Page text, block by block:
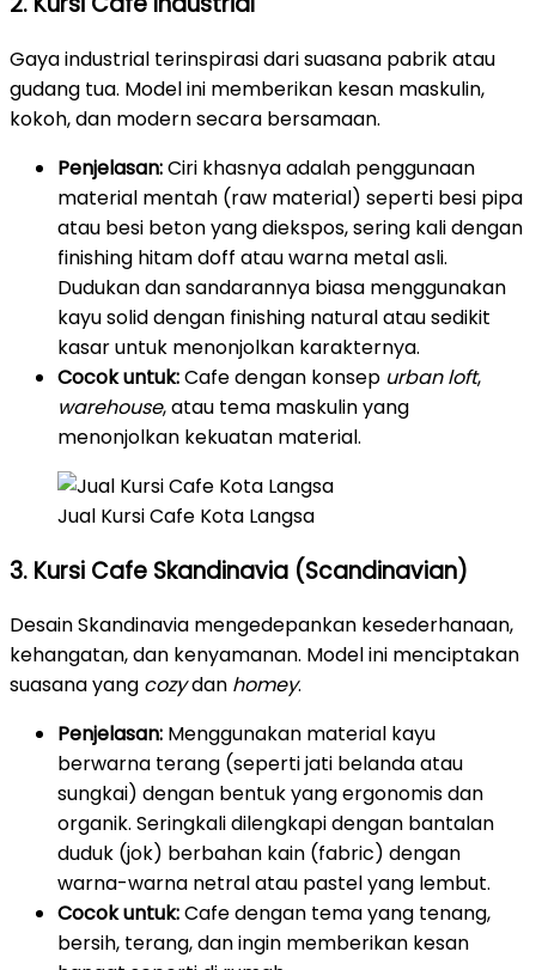
Gaya industrial terinspirasi dari suasana pabrik atau
gudang tua. Model ini memberikan kesan maskulin,
kokoh, dan modern secara bersamaan.
Penjelasan:Ciri khasnya adalah penggunaan
material mentah (raw material) seperti besi pipa
atau besi beton yang diekspos, sering kali dengan
finishing hitam doff atau warna metal asli.
Dudukan dan sandarannya biasa menggunakan
kayu solid dengan finishing natural atau sedikit
kasar untuk menonjolkan karakternya.
Cocok untuk:Cafe dengan konsep urban loft,
warehouse, atau tema maskulin yang
menonjolkan kekuatan material.
Jual Kursi Cafe Kota Langsa
3. Kursi Cafe Skandinavia (Scandinavian)
Desain Skandinavia mengedepankan kesederhanaan,
kehangatan, dan kenyamanan. Model ini menciptakan
suasana yang cozydan homey.
Penjelasan: Menggunakan material kayu
berwarna terang (seperti jati belanda atau
sungkai) dengan bentuk yang ergonomis dan
organik. Seringkali dilengkapi dengan bantalan
duduk (jok) berbahan kain (fabric) dengan
warna-warna netral atau pastel yang lembut.
Cocok untuk:Cafe dengan tema yang tenang,
bersih, terang, dan ingin memberikan kesan